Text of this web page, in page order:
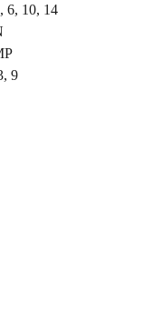
6, 10, 14
9